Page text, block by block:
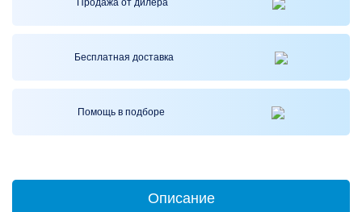
Продажа отдилера
Бесплатнаядоставка
Помощь в подборе
Описание